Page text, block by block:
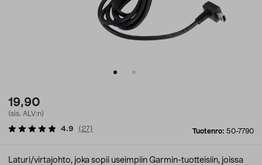
19,90
(sis. ALV:n)
Tuotenro: 50-7790
4.9 ( 27)
Laturi/virtajohto, joka sopii useimpiin Garmin-tuotteisiin, joissa